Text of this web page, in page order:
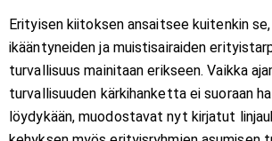
Erityisen kiitoksen ansaitsee kuitenkin
ikääntyneiden ja muistisairaiden
turvallisuus mainitaan erikseen. Vaikka
turvallisuuden kärkihanketta ei suoraan
löydykään, muodostavat nyt kirjatut